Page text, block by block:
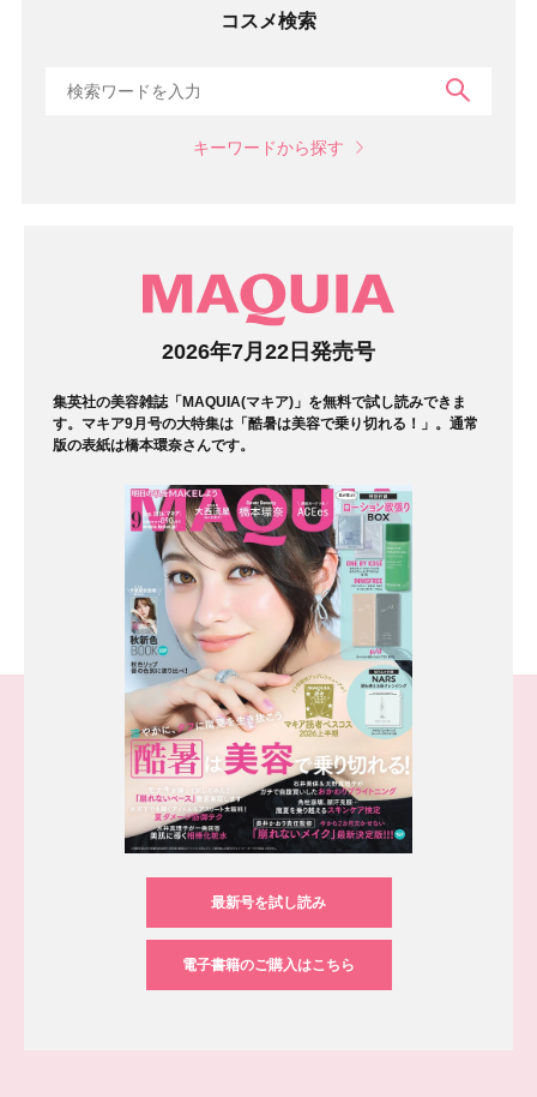
コスメ検索
キーワードから探す
2026年7月22日発売号
集英社の美容雑誌「MAQUIA(マキア)」を無料で試し読みできま
す。マキア9月号の大特集は「酷暑は美容で乗り切れる！」。通常
版の表紙は橋本環奈さんです。
最新号を試し読み
電子書籍のご購入はこちら